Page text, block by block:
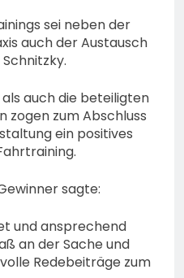
sei neben der
auch der Austausch
auch die beteiligten
zogen zum Abschluss
ein positives
sagte:
und ansprechend
an der Sache und
Redebeiträge zum